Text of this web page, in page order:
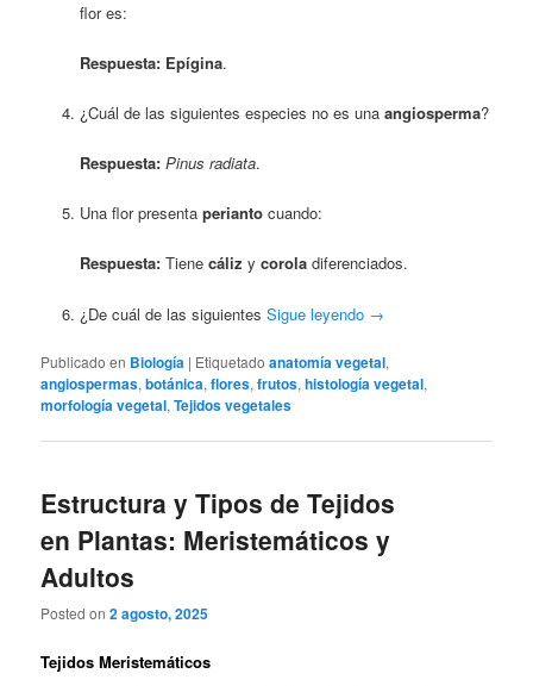
flor es:
Respuesta: Epígina.
¿Cuál de las siguientes especies no es una angiosperma?
Respuesta: Pinus radiata.
Una flor presenta periantocuando:
Respuesta:Tiene cáliz y coroladiferenciados.
¿De cuál de las siguientes Sigue leyendo →
Publicado en Biología | Etiquetado anatomía vegetal,
angiospermas,botánica,flores,frutos,histología vegetal,
morfología vegetal,Tejidos vegetales
Estructura y Tipos de Tejidos
en Plantas: Meristemáticos y
Adultos
Posted on2 agosto, 2025
Tejidos Meristemáticos